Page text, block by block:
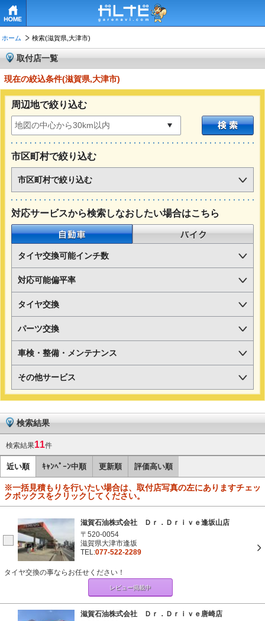
ホーム 検索(滋賀県,大津市)
取付店一覧
現在の絞込条件(滋賀県,大津市)
周辺地で絞り込む
市区町村で絞り込む
市区町村で絞り込む
対応サービスから検索しなおしたい場合はこちら
自動車
タイヤ交換可能インチ数
対応可能偏平率
タイヤ交換
パーツ交換
車検・整備・メンテナンス
その他サービス
検索結果
検索結果11件
近い順 ｷｬﾝﾍﾟｰﾝ中順 更新順 評価高い順
※一括見積もりを行いたい場合は、取付店写真の左にありますチェッ
クボックスをクリックしてください。
滋賀石油株式会社 Ｄｒ．Ｄｒｉｖｅ逢坂山店
〒520-0054
滋賀県大津市逢坂
TEL:077-522-2289
タイヤ交換の事ならお任せください！
レビュー掲載中
滋賀石油株式会社 Ｄｒ．Ｄｒｉｖｅ唐崎店